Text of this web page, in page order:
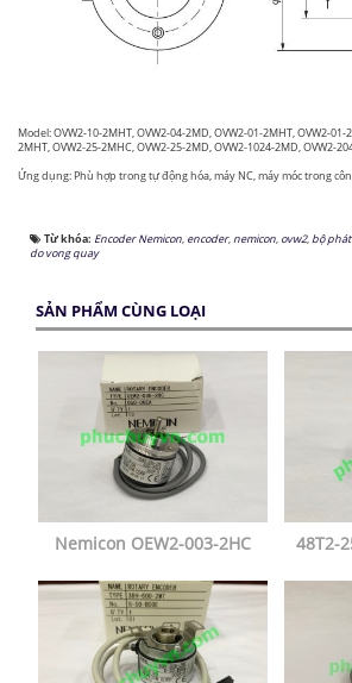
Model: OVW2-10-2MHT, OVW2-04-2MD, OVW2-01-2MHT, OVW2-01-
2MHT, OVW2-25-2MHC, OVW2-25-2MD, OVW2-1024-2MD, OVW2-
Ứng dụng: Phù hợp trong tự động hóa, máy NC, máy móc trong
Từ khóa: Encoder Nemicon encoder, nemicon ovw2, bộ
do vong quay
SẢN PHẨM CÙNG LOẠI
Nemicon OEW2-003-2HC 48T2-